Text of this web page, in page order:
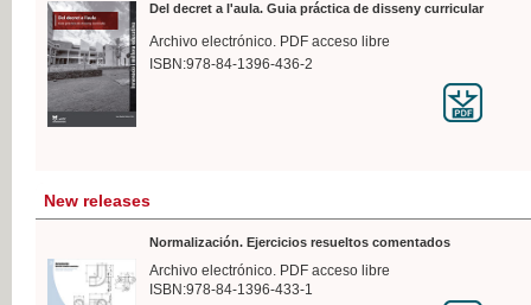
Del decret a l'aula. Guia práctica de disseny curricular
Archivo electrónico. PDF acceso libre
ISBN:978-84-1396-436-2
New releases
Normalización. Ejercicios resueltos comentados
Archivo electrónico. PDF acceso libre
ISBN:978-84-1396-433-1